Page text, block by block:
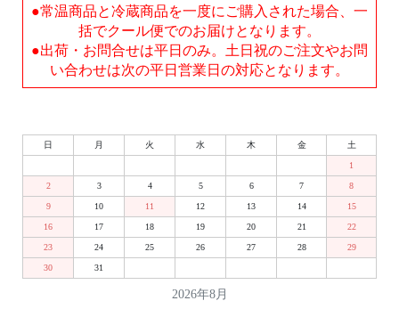
●常温商品と冷蔵商品を一度にご購入された場合、一
括でクール便でのお届けとなります。
●出荷・お問合せは平日のみ。土日祝のご注文やお問
い合わせは次の平日営業日の対応となります。
2026年8月
日 月 火 水 木 金 土
1
2 3 4 5 6 7 8
9 10 11 12 13 14 15
16 17 18 19 20 21 22
23 24 25 26 27 28 29
30 31